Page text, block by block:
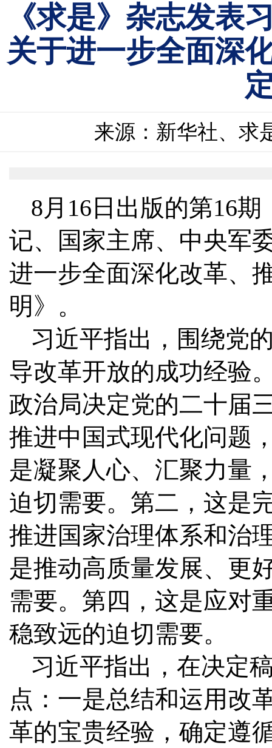
《求是》杂志发表
关于进一步全面深
来源：新华社、求
8月16日出版的第16
记、国家主席、中央军
进一步全面深化改革、
明》。
习近平指出，围绕党
导改革开放的成功经验
政治局决定党的二十届
推进中国式现代化问题
是凝聚人心、汇聚力量
迫切需要。第二，这是
推进国家治理体系和治
是推动高质量发展、更
需要。第四，这是应对
稳致远的迫切需要。
习近平指出，在决定
点：一是总结和运用改
革的宝贵经验，确定遵